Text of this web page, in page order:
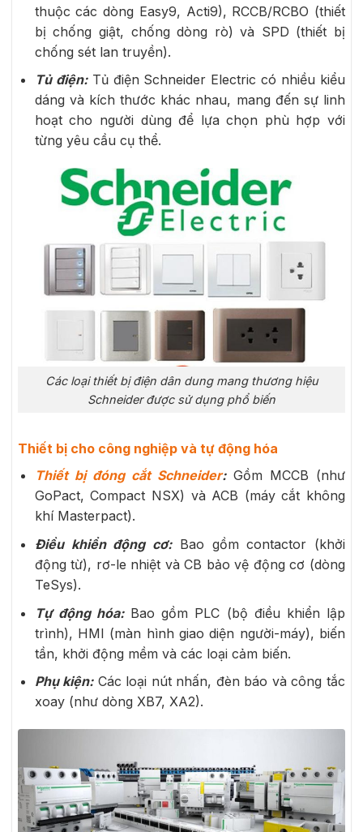
thuộc các dòng Easy9, Acti9), RCCB/RCBO (thiết
bị chống giật, chống dòng rò) và SPD (thiết bị
chống sét lan truyền).
Tủ điện:Tủ điện Schneider Electric có nhiều kiểu
dáng và kích thước khác nhau, mang đến sự linh
hoạt cho người dùng để lựa chọn phù hợp với
từng yêu cầu cụ thể.
Các loại thiết bị điện dân dung mang thương hiệu
Schneider được sử dụng phổ biến
Thiết bị cho công nghiệp và tự động hóa
Thiết bị đóng cắt Schneider:Gồm MCCB (như
GoPact, Compact NSX) và ACB (máy cắt không
khí Masterpact).
Điều khiển động cơ:Bao gồm contactor (khởi
động từ), rơ-le nhiệt và CB bảo vệ động cơ (dòng
TeSys).
Tự động hóa:Bao gồm PLC (bộ điều khiển lập
trình), HMI (màn hình giao diện người-máy), biến
tần, khởi động mềm và các loại cảm biến.
Phụ kiện:Các loại nút nhấn, đèn báo và công tắc
xoay (như dòng XB7, XA2).